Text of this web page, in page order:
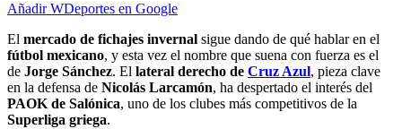
Añadir WDeportes en Google
El mercado de fichajes invernal sigue dando de qué hablar en el
fútbol mexicano, y esta vez el nombre que suena con fuerza es el
de Jorge Sánchez. El lateral derecho de Cruz Azul, pieza clave
en la defensa de Nicolás Larcamón, ha despertado el interés del
PAOK de Salónica, uno de los clubes más competitivos de la
Superliga griega.